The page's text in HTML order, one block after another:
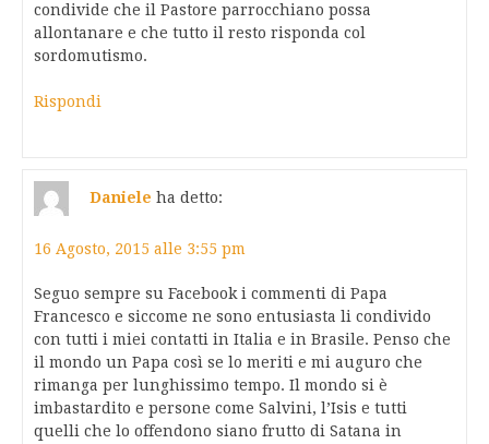
condivide che il Pastore parrocchiano possa
allontanare e che tutto il resto risponda col
sordomutismo.
Rispondi
Daniele ha detto:
16 Agosto, 2015 alle 3:55 pm
Seguo sempre su Facebook i commenti di Papa
Francesco e siccome ne sono entusiasta li condivido
con tutti i miei contatti in Italia e in Brasile. Penso che
il mondo un Papa così se lo meriti e mi auguro che
rimanga per lunghissimo tempo. Il mondo si è
imbastardito e persone come Salvini, l’Isis e tutti
quelli che lo offendono siano frutto di Satana in